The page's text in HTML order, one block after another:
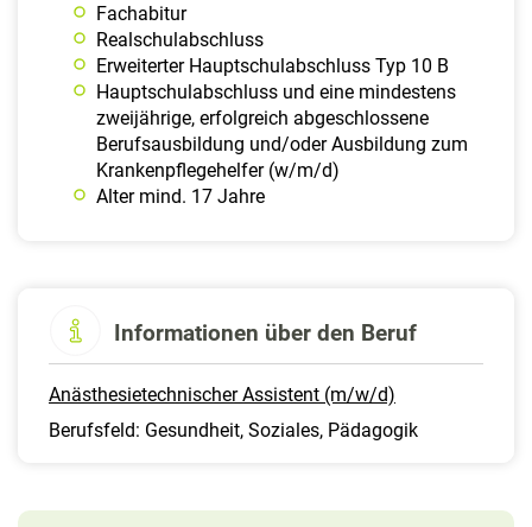
Fachabitur
Realschulabschluss
Erweiterter Hauptschulabschluss Typ 10 B
Hauptschulabschluss und eine mindestens
zweijährige, erfolgreich abgeschlossene
Berufsausbildung und/oder Ausbildung zum
Krankenpflegehelfer (w/m/d)
Alter mind. 17 Jahre
Informationen über den Beruf
Anästhesietechnischer Assistent (m/w/d)
Berufsfeld: Gesundheit, Soziales, Pädagogik